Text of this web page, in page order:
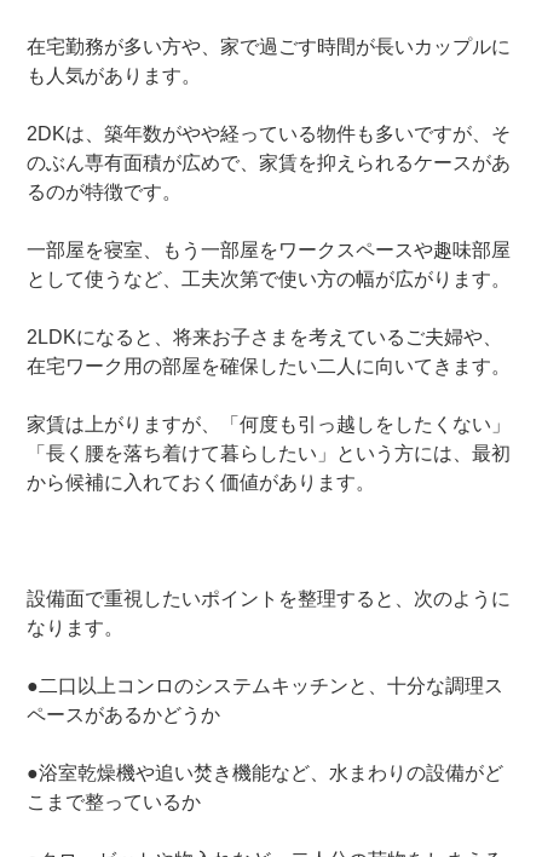
在宅勤務が多い方や、家で過ごす時間が長いカップルに
も人気があります。
2DKは、築年数がやや経っている物件も多いですが、そ
のぶん専有面積が広めで、家賃を抑えられるケースがあ
るのが特徴です。
一部屋を寝室、もう一部屋をワークスペースや趣味部屋
として使うなど、工夫次第で使い方の幅が広がります。
2LDKになると、将来お子さまを考えているご夫婦や、
在宅ワーク用の部屋を確保したい二人に向いてきます。
家賃は上がりますが、「何度も引っ越しをしたくない」
「長く腰を落ち着けて暮らしたい」という方には、最初
から候補に入れておく価値があります。
設備面で重視したいポイントを整理すると、次のように
なります。
●二口以上コンロのシステムキッチンと、十分な調理ス
ペースがあるかどうか
●浴室乾燥機や追い焚き機能など、水まわりの設備がど
こまで整っているか